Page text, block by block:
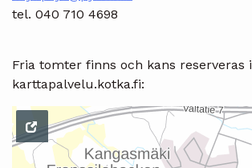
tel. 040 710 4698
Fria tomter finns och kans reserveras i
karttapalvelu.kotka.fi: